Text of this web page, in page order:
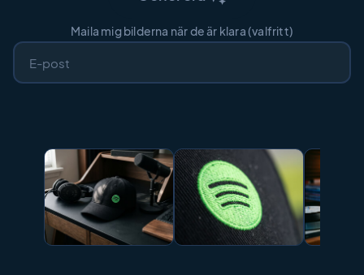
Maila mig bilderna när de är klara (valfritt)